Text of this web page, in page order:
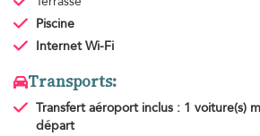
Piscine
Internet Wi-Fi
Transports:
Transfert aéroport inclus : 1 voiture(s)
départ